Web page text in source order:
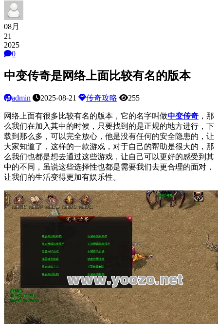
08月
21
2025
0
中变传奇是网络上面比较有名的版本
admin 2025-08-21 传奇攻略 255
网络上面有很多比较有名的版本，它的名字叫做中变传奇 ，那
么我们在加入其中的时候，只要找到的是正规的地方进行，下
载到那么多，可以完全放心，他是没有任何的安全隐患的，让
大家知道了，这样的一款游戏，对于自己的帮助是很大的，那
么我们也都是想去通过这些游戏，让自己可以更好的感受到其
中的不同，虽说这些选择性也都是需要我们去更合理的面对，
让我们的生活变得更加有娱乐性。